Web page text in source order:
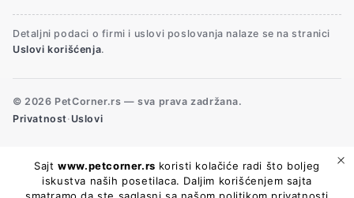
Detaljni podaci o firmi i uslovi poslovanja nalaze se na stranici
Uslovi korišćenja.
© 2026 PetCorner.rs — sva prava zadržana.
Privatnost· Uslovi
Sajtwww.petcorner.rs koristi kolačiće radi što boljeg
iskustva naših posetilaca. Daljim korišćenjem sajta